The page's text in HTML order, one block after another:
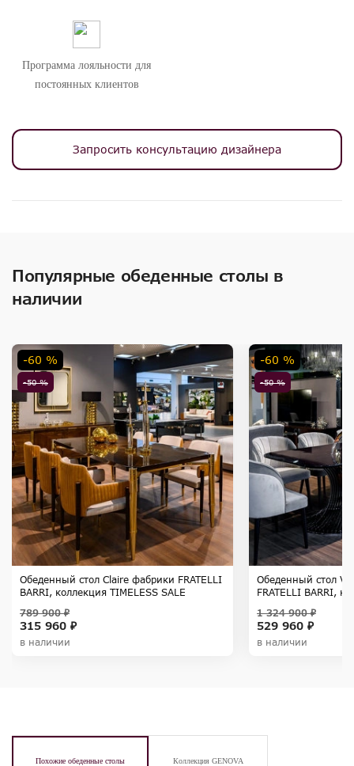
Программа лояльности для
постоянных клиентов
Запросить консультацию дизайнера
Популярные обеденные столы в
наличии
-50 %
-60 %
Обеденный стол Claire фабрики FRATELLI
BARRI, коллекция TIMELESS SALE
315 960 ₽
789 900 ₽
в наличии
-50 %
-60 %
Обеденный стол
FRATELLI BARRI,
529 960 ₽
1 324 900 ₽
в наличии
Похожие обеденные столы Коллекция GENOVA